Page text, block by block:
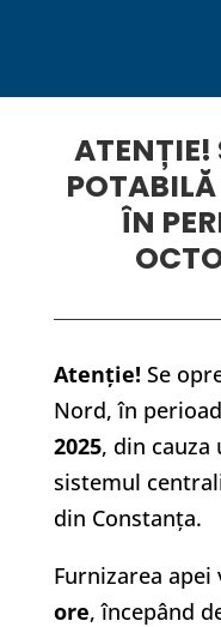
ATENȚIE!
ÎN
Atenție! Se
Nord, în
2025, din cauza
sistemul
din Constanța.
Furnizarea
ore, începând